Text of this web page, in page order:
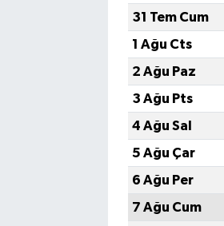
31 Tem Cum
1 Ağu Cts
2 Ağu Paz
3 Ağu Pts
4 Ağu Sal
5 Ağu Çar
6 Ağu Per
7 Ağu Cum